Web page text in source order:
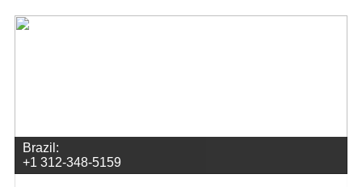
Envoyez des vidéos